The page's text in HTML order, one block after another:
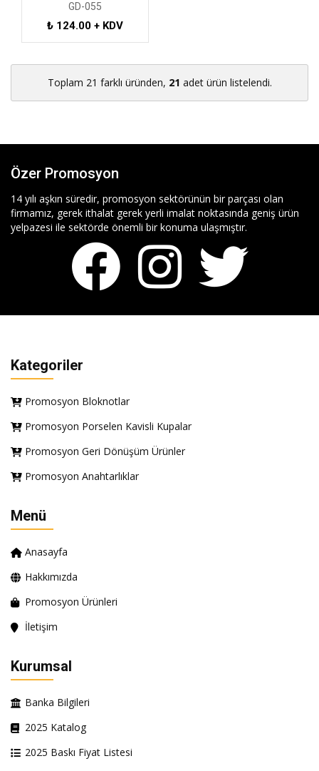
GD-055
₺ 124.00 + KDV
Toplam 21 farklı üründen, 21 adet ürün listelendi.
Özer Promosyon
14 yılı aşkın süredir, promosyon sektörünün bir parçası olan
firmamız, gerek ithalat gerek yerli imalat noktasında geniş ürün
yelpazesi ile sektörde önemli bir konuma ulaşmıştır.
Kategoriler
Promosyon Bloknotlar
Promosyon Porselen Kavisli Kupalar
Promosyon Geri Dönüşüm Ürünler
Promosyon Anahtarlıklar
Menü
Anasayfa
Hakkımızda
Promosyon Ürünleri
İletişim
Kurumsal
Banka Bilgileri
2025 Katalog
2025 Baskı Fiyat Listesi